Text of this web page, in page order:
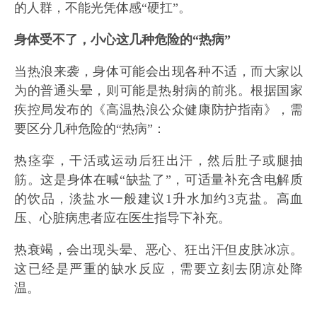
的人群，不能光凭体感“硬扛”。
身体受不了，小心这几种危险的“热病”
当热浪来袭，身体可能会出现各种不适，而大家以
为的普通头晕，则可能是热射病的前兆。根据国家
疾控局发布的《高温热浪公众健康防护指南》，需
要区分几种危险的“热病”：
热痉挛，干活或运动后狂出汗，然后肚子或腿抽
筋。这是身体在喊“缺盐了”，可适量补充含电解质
的饮品，淡盐水一般建议1升水加约3克盐。高血
压、心脏病患者应在医生指导下补充。
热衰竭，会出现头晕、恶心、狂出汗但皮肤冰凉。
这已经是严重的缺水反应，需要立刻去阴凉处降
温。